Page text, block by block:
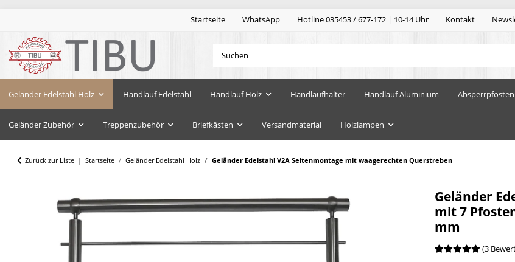
Startseite WhatsApp Hotline 035453 / 677-172 | 10-14 Uhr Kontakt
Geländer Edelstahl Holz Handlauf Edelstahl Handlauf Holz Handlaufhalter Handlauf Aluminium Absperrpfosten
Geländer Zubehör Treppenzubehör Briefkästen Versandmaterial Holzlampen
Zurück zur Liste Startseite Geländer Edelstahl Holz Geländer Edelstahl V2A Seitenmontage mit waagerechten Querstreben
Geländer
mit 7
mm
(3